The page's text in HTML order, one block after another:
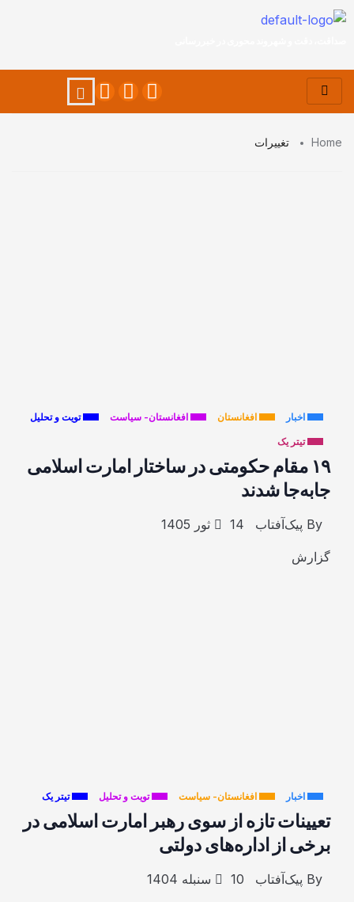
Home تغییرات
اخبار افغانستان افغانستان- سیاست تویت و تحلیل
تیتر یک
۱۹ مقام حکومتی در ساختار امارت اسلامی
جابه‌جا شدند
By پیک‌آفتاب 14 ثور 1405
گزارش
اخبار افغانستان- سیاست تویت و تحلیل تیتر یک
تعیینات تازه از سوی رهبر امارت اسلامی در
برخی از اداره‌های دولتی
By پیک‌آفتاب 10 سنبله 1404